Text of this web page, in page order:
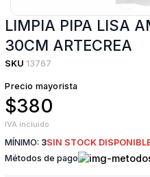
LIMPIA PIPA LISA
30CM ARTECREA
SKU 13767
Precio mayorista
$380
IVA incluido
MÍNIMO: 3SIN STOCK
Métodos de pago